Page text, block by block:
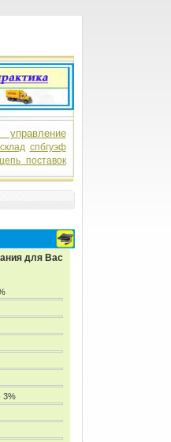
управление
склад спбгуэф
цепь поставок
для Вас
3%